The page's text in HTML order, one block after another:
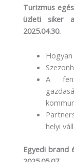
Turizmus
üzleti siker
2025.04.30.
A
helyi
Egyedi brand